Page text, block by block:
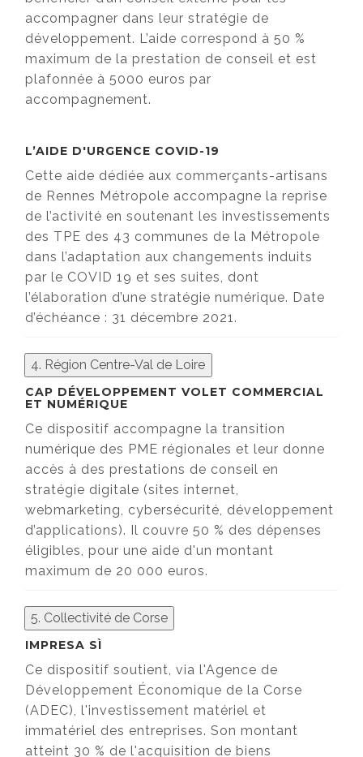
accompagner dans leur stratégie de
développement. L’aide correspond à 50 %
maximum de la prestation de conseil et est
plafonnée à 5000 euros par
accompagnement.
L’AIDE D'URGENCE COVID-19
Cette aide dédiée aux commerçants-artisans
de Rennes Métropole accompagne la reprise
de l’activité en soutenant les investissements
des TPE des 43 communes de la Métropole
dans l’adaptation aux changements induits
par le COVID 19 et ses suites, dont
l’élaboration d’une stratégie numérique. Date
d’échéance : 31 décembre 2021.
4. Région Centre-Val de Loire
CAP DÉVELOPPEMENT VOLET COMMERCIAL
ET NUMÉRIQUE
Ce dispositif accompagne la transition
numérique des PME régionales et leur donne
accès à des prestations de conseil en
stratégie digitale (sites internet,
webmarketing, cybersécurité, développement
d’applications). Il couvre 50 % des dépenses
éligibles, pour une aide d'un montant
maximum de 20 000 euros.
5. Collectivité de Corse
IMPRESA SÌ
Ce dispositif soutient, via l'Agence de
Développement Économique de la Corse
(ADEC), l'investissement matériel et
immatériel des entreprises. Son montant
atteint 30 % de l'acquisition de biens